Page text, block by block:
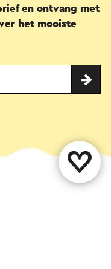
en ontvang met
het mooiste